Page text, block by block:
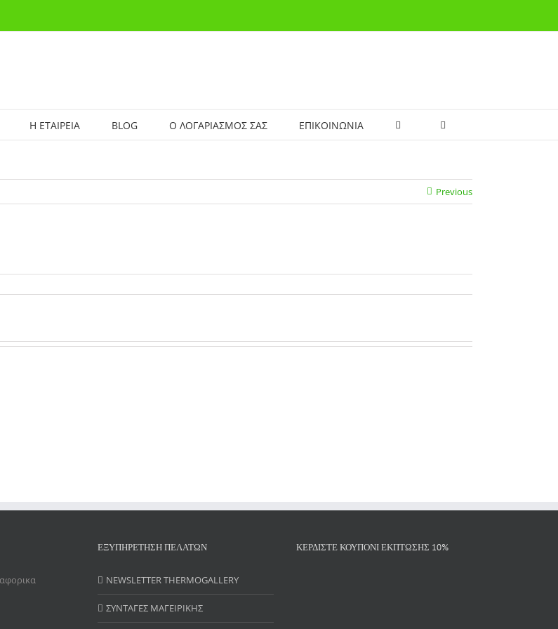
Η ΕΤΑΙΡΕΙΑ BLOG Ο ΛΟΓΑΡΙΑΣΜΟΣ ΣΑΣ ΕΠΙΚΟΙΝΩΝΙΑ
Previous
ΕΞΥΠΗΡΕΤΗΣΗ ΠΕΛΑΤΩΝ
NEWSLETTER THERMOGALLERY
ΣΥΝΤΑΓΕΣ ΜΑΓΕΙΡΙΚΗΣ
ΚΕΡΔΙΣΤΕ ΚΟΥΠΟΝΙ ΕΚΠΤΩΣΗΣ 10%